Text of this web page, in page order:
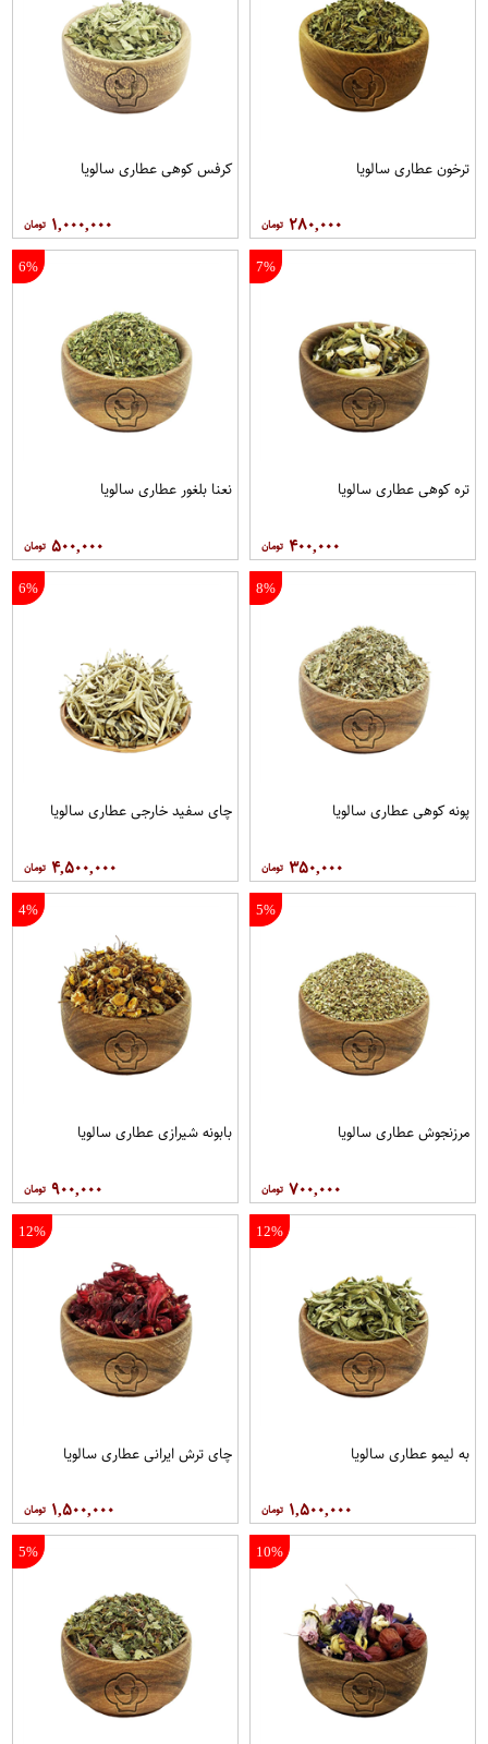
ترخون عطاری سالویا
۲۸۰,۰۰۰
کرفس کوهی عطاری سالویا
۱,۰۰۰,۰۰۰
7%
تره کوهی عطاری سالویا
۴۰۰,۰۰۰
6%
نعنا بلغور عطاری سالویا
۵۰۰,۰۰۰
8%
پونه کوهی عطاری سالویا
۳۵۰,۰۰۰
6%
چای سفید خارجی عطاری سالویا
۴,۵۰۰,۰۰۰
5%
مرزنجوش عطاری سالویا
۷۰۰,۰۰۰
4%
بابونه شیرازی عطاری سالویا
۹۰۰,۰۰۰
12%
به لیمو عطاری سالویا
۱,۵۰۰,۰۰۰
12%
چای ترش ایرانی عطاری سالویا
۱,۵۰۰,۰۰۰
10%
5%